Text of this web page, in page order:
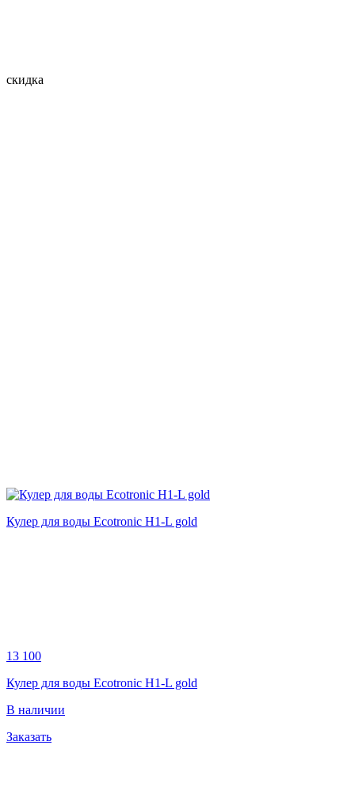
скидка
Кулер для воды Ecotronic H1-L gold
13 100
Кулер для воды Ecotronic H1-L gold
В наличии
Заказать